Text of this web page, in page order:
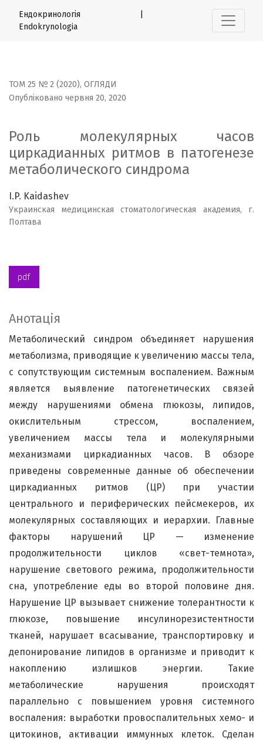
Роль молекулярных часов циркадианных ритмов в
Ендокринологія |
Endokrynologia
ТОМ 25 № 2 (2020), ОГЛЯДИ
Роль молекулярных часов
циркадианных ритмов в патогенезе
метаболического синдрома
Опубліковано червня 20, 2020
I.P. Kaidashev
Украинская медицинская стоматологическая академия, г.
Полтава
pdf
Анотація
Метаболический синдром объединяет нарушения
метаболизма, приводящие к увеличению массы тела,
с сопутствующим системным воспалением. Важным
является выявление патогенетических связей
между нарушениями обмена глюкозы, липидов,
окислительным стрессом, воспалением,
увеличением массы тела и молекулярными
механизмами циркадианных часов. В обзоре
приведены современные данные об обеспечении
циркадианных ритмов (ЦР) при участии
центрального и периферических пейсмекеров, их
молекулярных составляющих и иерархии. Главные
факторы нарушений ЦР — изменение
продолжительности циклов «свет-темнота»,
нарушение светового режима, продолжительности
сна, употребление еды во второй половине дня.
Нарушение ЦР вызывает снижение толерантности к
глюкозе, повышение инсулинорезистентности
тканей, нарушает всасывание, транспортировку и
депонирование липидов в организме и приводит к
накоплению излишков энергии. Такие
метаболические нарушения происходят
параллельно с повышением уровня системного
воспаления: выработки провоспалительных хемо- и
цитокинов, активации иммунных клеток. Сделан